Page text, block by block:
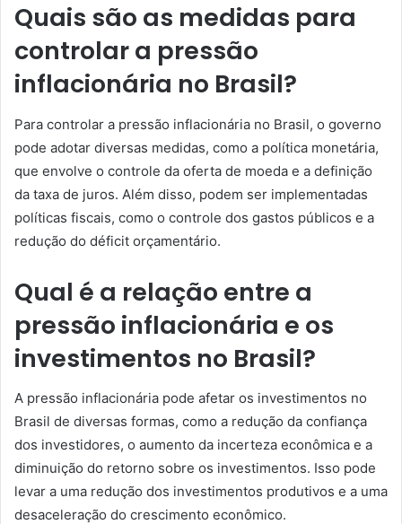
Quais são as medidas para
controlar a pressão
inflacionária no Brasil?
Para controlar a pressão inflacionária no Brasil, o governo
pode adotar diversas medidas, como a política monetária,
que envolve o controle da oferta de moeda e a definição
da taxa de juros. Além disso, podem ser implementadas
políticas fiscais, como o controle dos gastos públicos e a
redução do déficit orçamentário.
Qual é a relação entre a
pressão inflacionária e os
investimentos no Brasil?
A pressão inflacionária pode afetar os investimentos no
Brasil de diversas formas, como a redução da confiança
dos investidores, o aumento da incerteza econômica e a
diminuição do retorno sobre os investimentos. Isso pode
levar a uma redução dos investimentos produtivos e a uma
desaceleração do crescimento econômico.